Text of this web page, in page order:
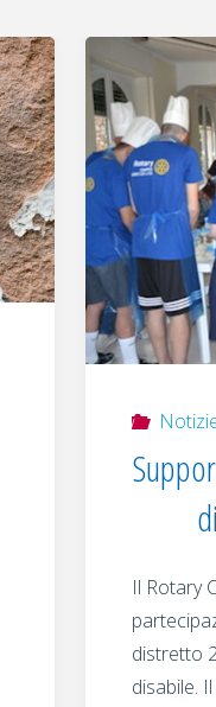
Il Rotary
distretto
disabile.